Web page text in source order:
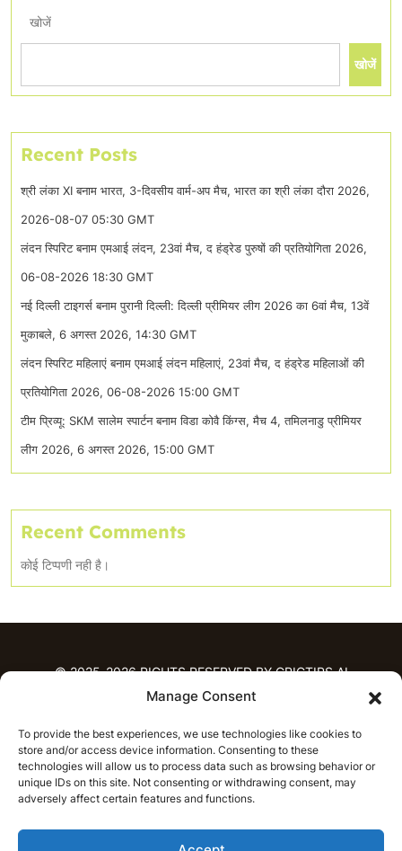
Manage Consent
To provide the best experiences, we use technologies like cookies to
store and/or access device information. Consenting to these
technologies will allow us to process data such as browsing behavior or
unique IDs on this site. Not consenting or withdrawing consent, may
adversely affect certain features and functions.
खोजें
खोजें
Recent Posts
श्री लंका XI बनाम भारत, 3-दिवसीय वार्म-अप मैच, भारत का श्री लंका दौरा 2026,
2026-08-07 05:30 GMT
लंदन स्पिरिट बनाम एमआई लंदन, 23वां मैच, द हंड्रेड पुरुषों की प्रतियोगिता 2026,
06-08-2026 18:30 GMT
नई दिल्ली टाइगर्स बनाम पुरानी दिल्ली: दिल्ली प्रीमियर लीग 2026 का 6वां मैच, 13वें
मुकाबले, 6 अगस्त 2026, 14:30 GMT
लंदन स्पिरिट महिलाएं बनाम एमआई लंदन महिलाएं, 23वां मैच, द हंड्रेड महिलाओं की
प्रतियोगिता 2026, 06-08-2026 15:00 GMT
टीम प्रिव्यू: SKM सालेम स्पार्टन बनाम विडा कोवै किंग्स, मैच 4, तमिलनाडु प्रीमियर
लीग 2026, 6 अगस्त 2026, 15:00 GMT
Recent Comments
कोई टिप्पणी नही है।
© 2025-2026 RIGHTS RESERVED BY CRICTIPS.AI
भविष्यवाणियाँ
आईपीएल भविष्यवाणियाँ
टी20 लीग भविष्यवाणियाँ
महिला क्रिकेट
नवीनतम क्रिकेट भविष्यवाणियाँ
भविष्यवाणी विश्लेषण
समाचार